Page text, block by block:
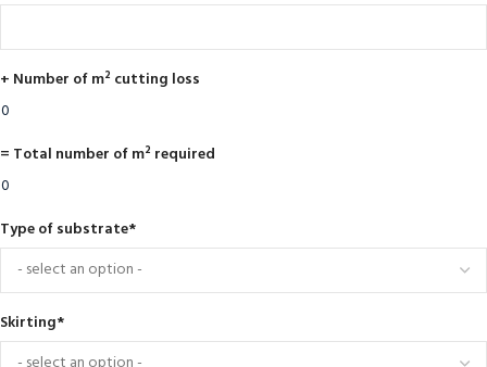
+ Number of m² cutting loss
= Total number of m² required
Type of substrate*
Skirting*